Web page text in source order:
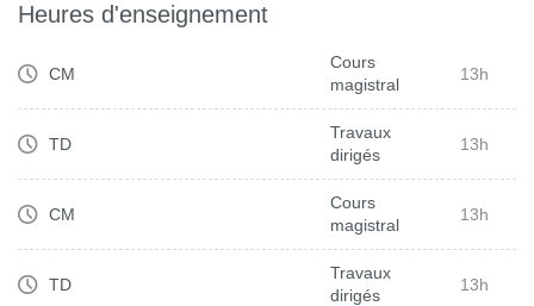
Heures d'enseignement
CM
Cours
magistral
13h
TD
Travaux
dirigés
13h
CM
Cours
magistral
13h
TD
Travaux
dirigés
13h